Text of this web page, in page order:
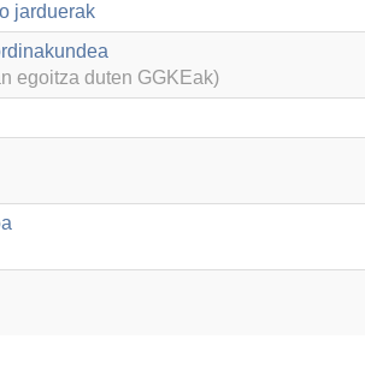
jarduerak
egoitza duten GGKEak)